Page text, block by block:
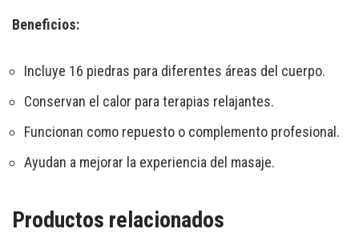
Beneficios:
Incluye 16 piedras para diferentes áreas del cuerpo.
Conservan el calor para terapias relajantes.
Funcionan como repuesto o complemento profesional.
Ayudan a mejorar la experiencia del masaje.
Productos relacionados